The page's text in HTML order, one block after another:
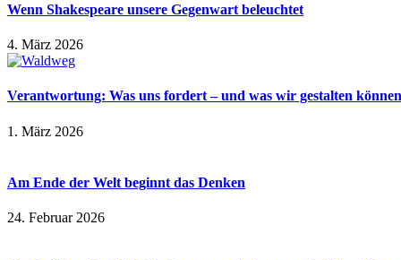
Wenn Shakespeare unsere Gegenwart beleuchtet
4. März 2026
Verantwortung: Was uns fordert – und was wir gestalten können
1. März 2026
Am Ende der Welt beginnt das Denken
24. Februar 2026